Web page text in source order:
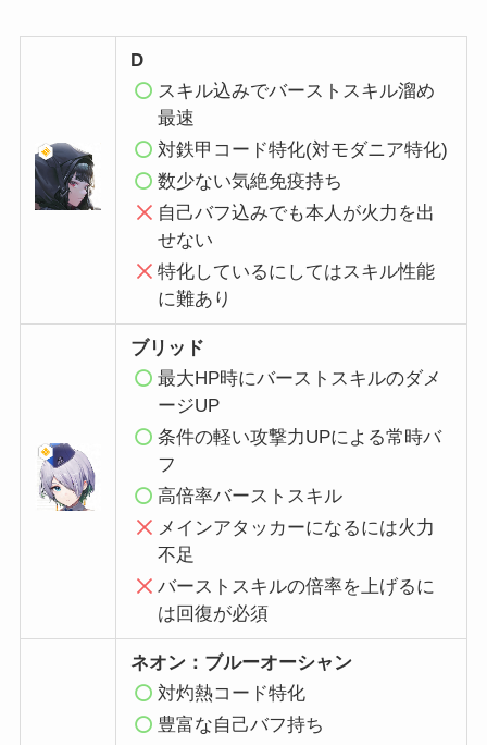
D
スキル込みでバーストスキル溜め
最速
対鉄甲コード特化(対モダニア特化)
数少ない気絶免疫持ち
自己バフ込みでも本人が火力を出
せない
特化しているにしてはスキル性能
に難あり
ブリッド
最大HP時にバーストスキルのダメ
ージUP
条件の軽い攻撃力UPによる常時バ
フ
高倍率バーストスキル
メインアタッカーになるには火力
不足
バーストスキルの倍率を上げるに
は回復が必須
ネオン：ブルーオーシャン
対灼熱コード特化
豊富な自己バフ持ち